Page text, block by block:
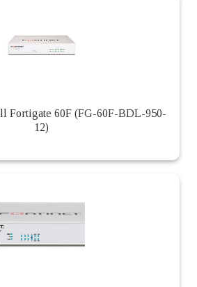
Fortigate 60F (FG-60F-BDL-950-
12)